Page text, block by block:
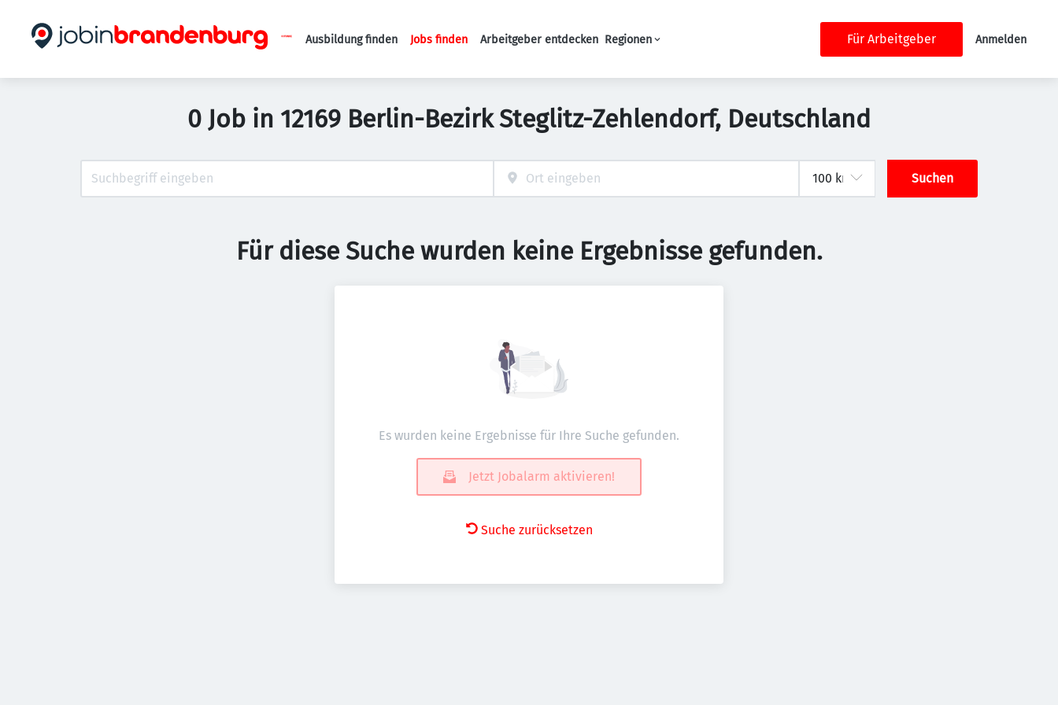
Haupt-Navigation
Ausbildung finden Jobs finden Arbeitgeber entdecken Regionen Für Arbeitgeber Anmelden
0 Job in 12169 Berlin-Bezirk Steglitz-Zehlendorf, Deutschland
Suchen
Für diese Suche wurden keine Ergebnisse gefunden.
Es wurden keine Ergebnisse für Ihre Suche gefunden.
Jetzt Jobalarm aktivieren!
Suche zurücksetzen